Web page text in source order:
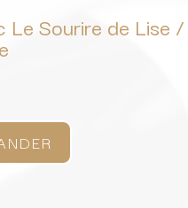
Le Sourire de Lise /